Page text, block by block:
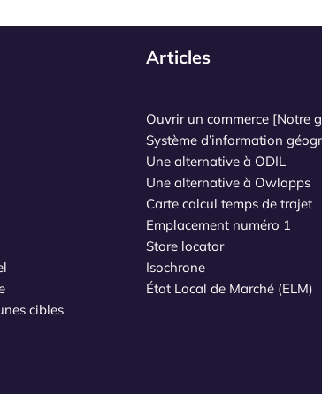
cibles
Articles
Ouvrir un commerce [Notre
Système d’information
Une alternative à ODIL
Une alternative à Owlapps
Carte calcul temps de trajet
Emplacement numéro 1
Store locator
Isochrone
État Local de Marché (ELM)